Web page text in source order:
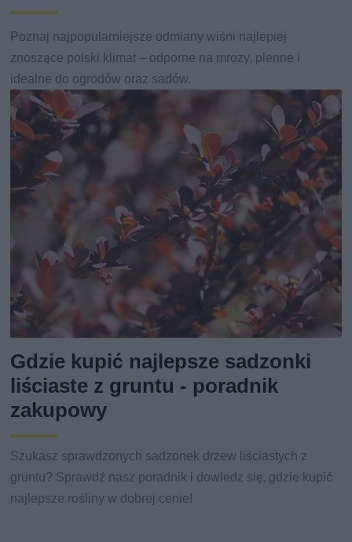
Poznaj najpopularniejsze odmiany wiśni najlepiej
znoszące polski klimat – odporne na mrozy, plen­ne i
idealne do ogrodów oraz sadów.
Gdzie kupić najlepsze sadzonki
liściaste z gruntu - poradnik
zakupowy
Szukasz sprawdzonych sadzonek drzew liściastych z
gruntu? Sprawdź nasz poradnik i dowiedz się, gdzie kupić
najlepsze rośliny w dobrej cenie!